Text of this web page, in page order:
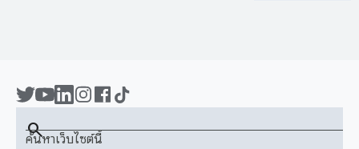
ค้นหาเว็บไซต์นี้
search